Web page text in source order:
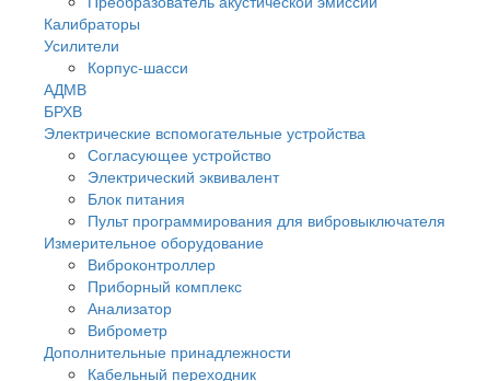
Калибраторы
Усилители
Корпус-шасси
АДМВ
БРХВ
Электрические вспомогательные устройства
Согласующее устройство
Электрический эквивалент
Блок питания
Пульт программирования для вибровыключателя
Измерительное оборудование
Виброконтроллер
Приборный комплекс
Анализатор
Виброметр
Дополнительные принадлежности
Кабельный переходник